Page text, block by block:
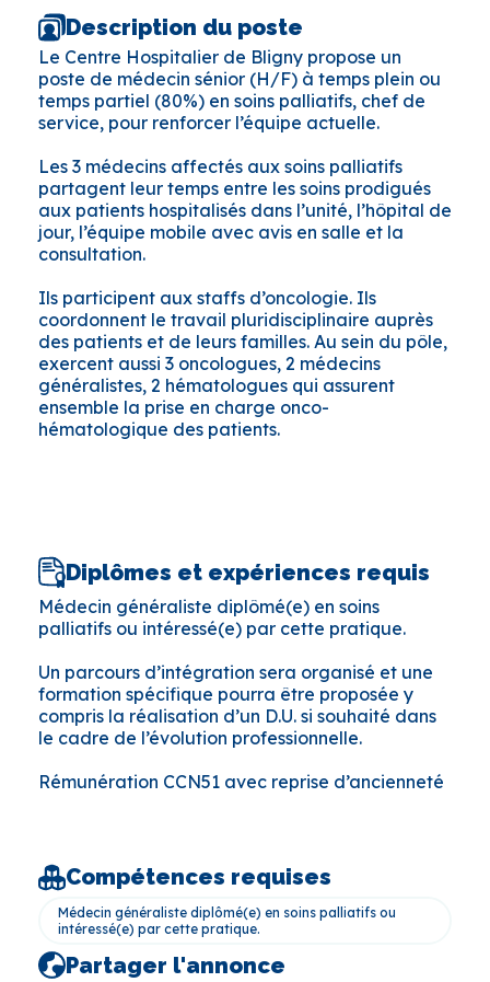
Description du poste
Le Centre Hospitalier de Bligny propose un
poste de médecin sénior (H/F) à temps plein ou
temps partiel (80%) en soins palliatifs, chef de
service, pour renforcer l’équipe actuelle.
Les 3 médecins affectés aux soins palliatifs
partagent leur temps entre les soins prodigués
aux patients hospitalisés dans l’unité, l’hôpital de
jour, l’équipe mobile avec avis en salle et la
consultation.
Ils participent aux staffs d’oncologie. Ils
coordonnent le travail pluridisciplinaire auprès
des patients et de leurs familles. Au sein du pôle,
exercent aussi 3 oncologues, 2 médecins
généralistes, 2 hématologues qui assurent
ensemble la prise en charge onco-
hématologique des patients.
Compétences requises
Médecin généraliste diplômé(e) en soins palliatifs ou
intéressé(e) par cette pratique.
Partager l'annonce
Diplômes et expériences requis
Médecin généraliste diplômé(e) en soins
palliatifs ou intéressé(e) par cette pratique.
Un parcours d’intégration sera organisé et une
formation spécifique pourra être proposée y
compris la réalisation d’un D.U. si souhaité dans
le cadre de l’évolution professionnelle.
Rémunération CCN51 avec reprise d’ancienneté